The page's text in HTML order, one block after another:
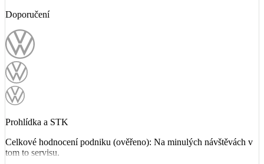
Doporučení
Prohlídka a STK
Celkové hodnocení podniku (ověřeno): Na minulých návštěvách v
tom to servisu.